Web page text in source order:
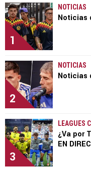
1
NOTICIAS
Noticias
2
NOTICIAS
Noticias
3
LEAGUES
¿Va por
EN